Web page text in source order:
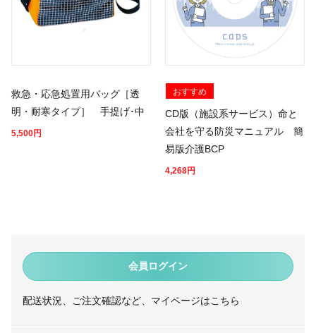
会員ログイン
配送状況、ご注文確認など、マイページはこちら
救急・応急処置用バッグ［透
明・耐寒タイプ］ 手提げ･中
5,500円
おすすめ
CD版（施設系サービス）命と
会社を守る防災マニュアル 簡
易版介護BCP
4,268円